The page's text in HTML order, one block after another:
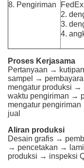
8. Pengiriman
2.
3.
4.
Proses Kerjasama
Pertanyaan →
sampel →
mengatur produksi
waktu pengiriman →
mengatur
jual
Aliran produksi
Desain grafis →
→ pencetakan →
produksi → inspeksi